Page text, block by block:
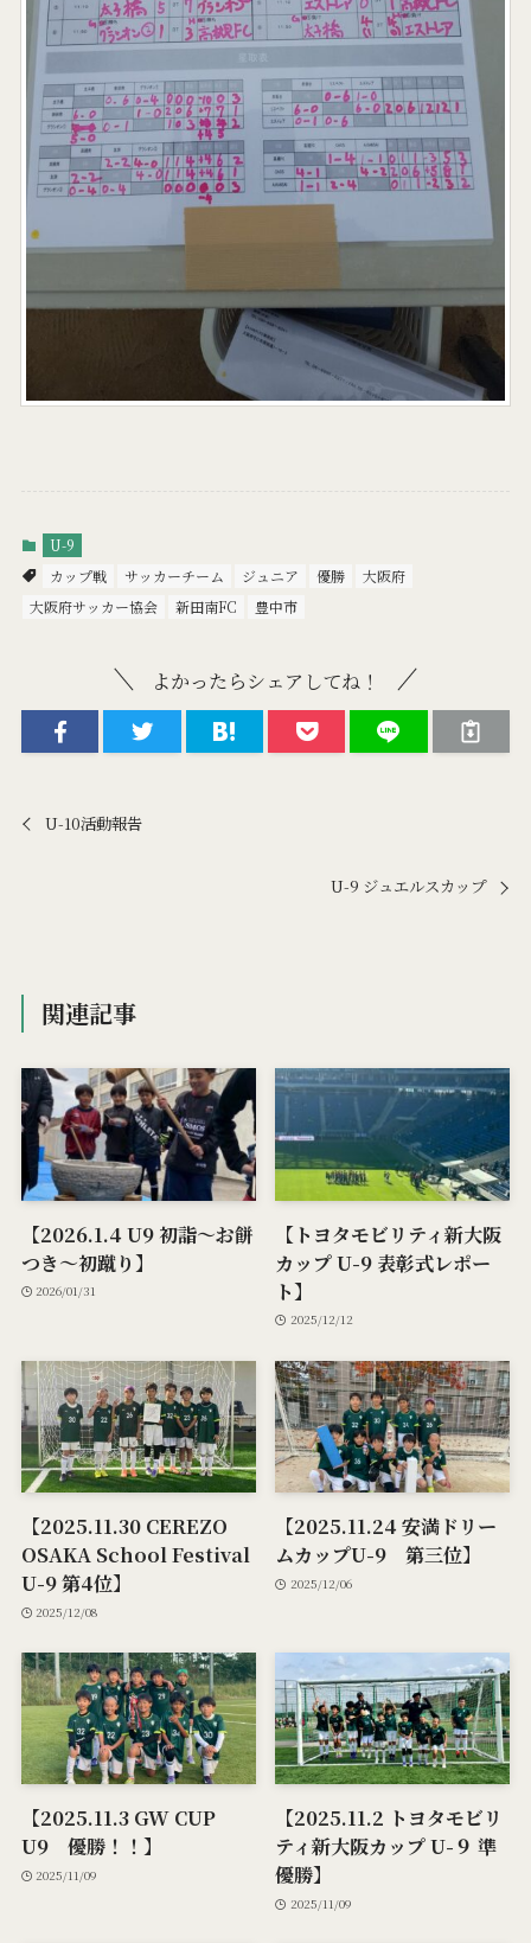
U-9
カップ戦
サッカーチーム ジュニア 優勝
大阪府
大阪府サッカー協会
新田南FC 豊中市
よかったらシェアしてね！
U-10活動報告
U-9 ジュエルスカップ
関連記事
【2026.1.4 U9 初詣～お餅
つき～初蹴り】
2026/01/31
【トヨタモビリティ新大阪
カップ U-9 表彰式レポー
ト】
2025/12/12
【2025.11.30 CEREZO
OSAKA School Festival
U-9 第4位】
2025/12/08
【2025.11.24 安満ドリー
ムカップU-9 第三位】
2025/12/06
【2025.11.3 GW CUP
U9 優勝！！】
2025/11/09
【2025.11.2 トヨタモビリ
ティ新大阪カップ U-９ 準
優勝】
2025/11/09